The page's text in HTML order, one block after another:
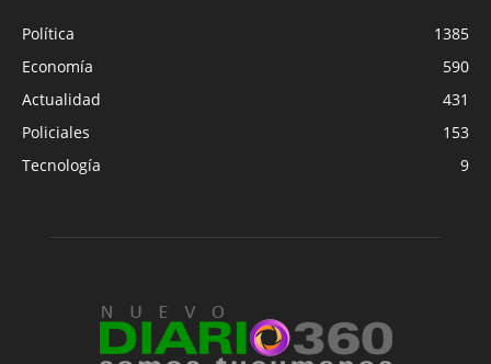
Política
1385
Economía
590
Actualidad
431
Policiales
153
Tecnología
9